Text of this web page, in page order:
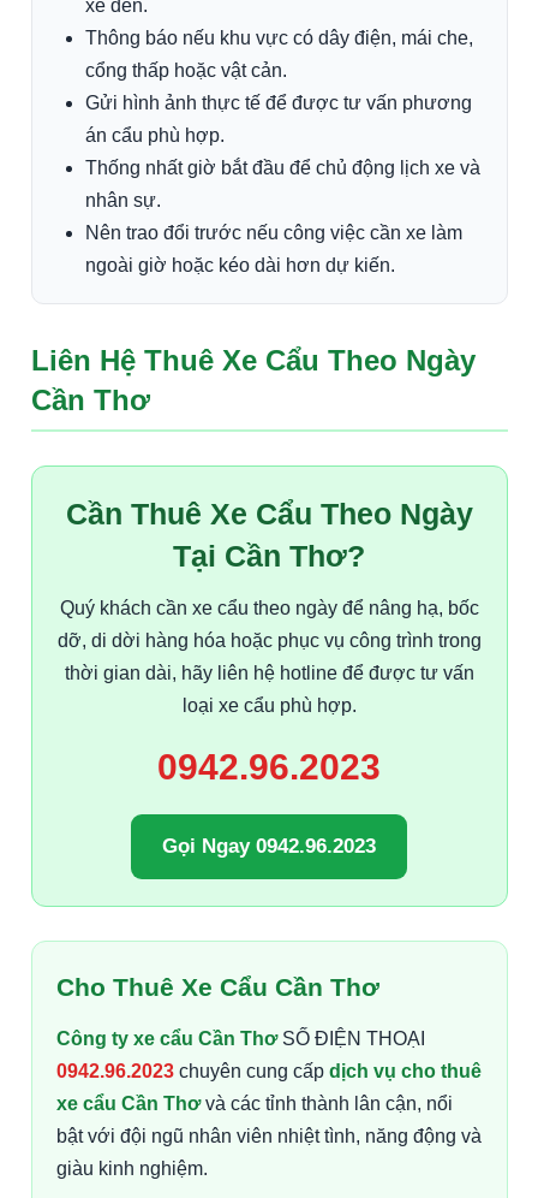
xe đến.
Thông báo nếu khu vực có dây điện, mái che,
cổng thấp hoặc vật cản.
Gửi hình ảnh thực tế để được tư vấn phương
án cẩu phù hợp.
Thống nhất giờ bắt đầu để chủ động lịch xe và
nhân sự.
Nên trao đổi trước nếu công việc cần xe làm
ngoài giờ hoặc kéo dài hơn dự kiến.
Liên Hệ Thuê Xe Cẩu Theo Ngày
Cần Thơ
Cần Thuê Xe Cẩu Theo Ngày
Tại Cần Thơ?
Quý khách cần xe cẩu theo ngày để nâng hạ, bốc
dỡ, di dời hàng hóa hoặc phục vụ công trình trong
thời gian dài, hãy liên hệ hotline để được tư vấn
loại xe cẩu phù hợp.
0942.96.2023
Gọi Ngay 0942.96.2023
Cho Thuê Xe Cẩu Cần Thơ
Công ty xe cẩu Cần Thơ SỐ ĐIỆN THOẠI
0942.96.2023 chuyên cung cấp dịch vụ cho thuê
xe cẩu Cần Thơvà các tỉnh thành lân cận, nổi
bật với đội ngũ nhân viên nhiệt tình, năng động và
giàu kinh nghiệm.